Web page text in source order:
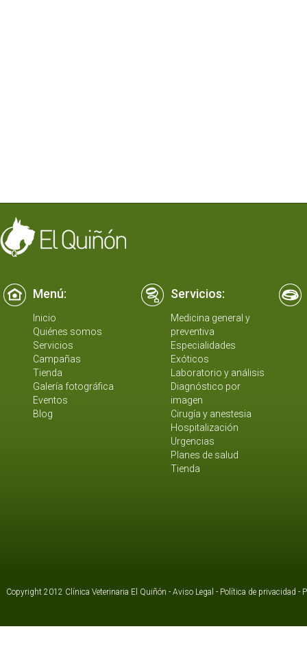
Menú: Servicios:
Inicio
Quiénes somos
Servicios
Campañas
Tienda
Galería fotográfica
Eventos
Blog
Medicina general y
preventiva
Especialidades
Exóticos
Laboratorio y análisis
Diagnóstico por
imagen
Cirugía y anestesia
Hospitalización
Urgencias
Planes de salud
Tienda
Copyright 2012 Clínica Veterinaria El Quiñón - Aviso Legal - Política de privacidad -